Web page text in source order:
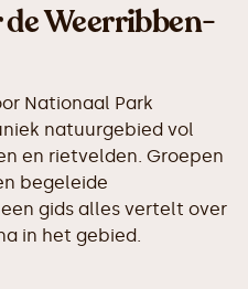
Weerribben-
Nationaal Park
natuurgebied vol
en rietvelden. Groepen
begeleide
gids alles vertelt over
in het gebied.